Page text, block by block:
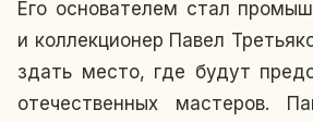
Его ос­но­ва­те­лем стал
и кол­лек­ци­о­нер Павел
здать место, где будут
оте­че­ствен­ных ма­сте­ров.